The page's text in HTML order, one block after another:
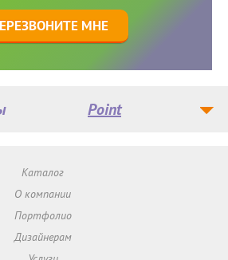
МНЕ
Point
Каталог
О компании
Портфолио
Дизайнерам